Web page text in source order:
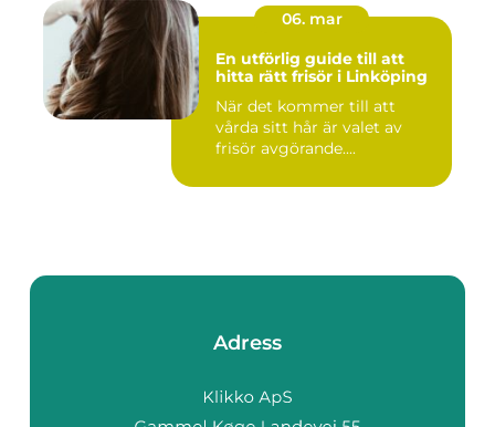
06. mar
En utförlig guide till att
hitta rätt frisör i Linköping
När det kommer till att
vårda sitt hår är valet av
frisör avgörande....
Adress